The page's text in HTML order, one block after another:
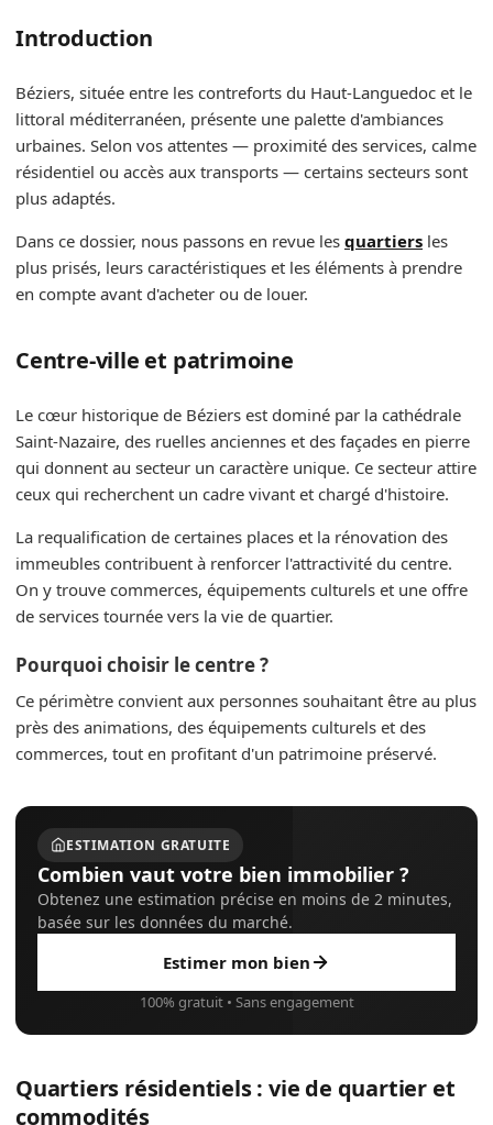
Introduction
Béziers, située entre les contreforts du Haut-Languedoc et le
littoral méditerranéen, présente une palette d'ambiances
urbaines. Selon vos attentes — proximité des services, calme
résidentiel ou accès aux transports — certains secteurs sont
plus adaptés.
Dans ce dossier, nous passons en revue les quartiers les
plus prisés, leurs caractéristiques et les éléments à prendre
en compte avant d'acheter ou de louer.
Centre-ville et patrimoine
Le cœur historique de Béziers est dominé par la cathédrale
Saint-Nazaire, des ruelles anciennes et des façades en pierre
qui donnent au secteur un caractère unique. Ce secteur attire
ceux qui recherchent un cadre vivant et chargé d'histoire.
La requalification de certaines places et la rénovation des
immeubles contribuent à renforcer l'attractivité du centre.
On y trouve commerces, équipements culturels et une offre
de services tournée vers la vie de quartier.
Pourquoi choisir le centre ?
Ce périmètre convient aux personnes souhaitant être au plus
près des animations, des équipements culturels et des
commerces, tout en profitant d'un patrimoine préservé.
ESTIMATION GRATUITE
Combien vaut votre bien immobilier ?
Obtenez une estimation précise en moins de 2 minutes,
basée sur les données du marché.
Estimer mon bien
100% gratuit • Sans engagement
Quartiers résidentiels : vie de quartier et
commodités